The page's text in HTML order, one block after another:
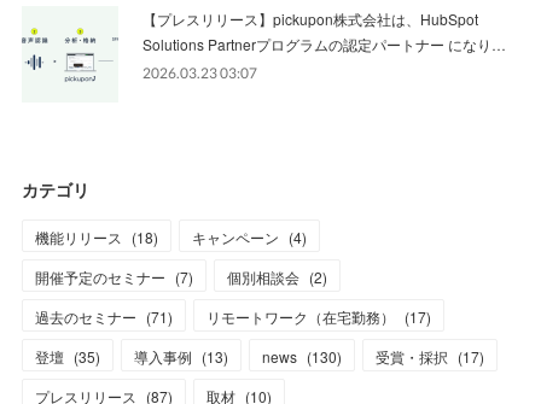
【プレスリリース】pickupon株式会社は、HubSpot
Solutions Partnerプログラムの認定パートナー になり…
2026.03.23 03:07
カテゴリ
機能リリース (18) キャンペーン (4)
開催予定のセミナー (7) 個別相談会 (2)
過去のセミナー (71) リモートワーク（在宅勤務） (17)
登壇 (35) 導入事例 (13) news (130) 受賞・採択 (17)
プレスリリース
(87) 取材 (10)